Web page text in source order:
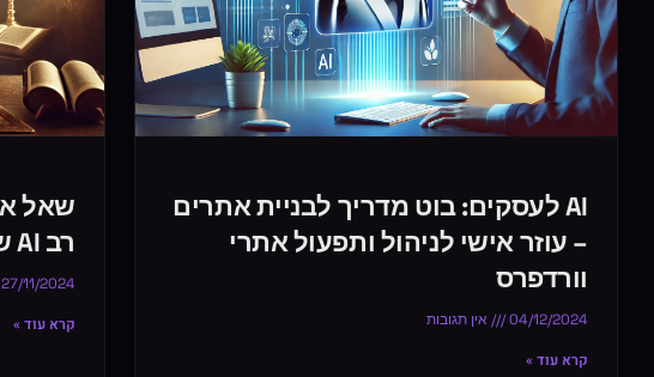
AI לעסקים: בוט מדריך לבניית אתרים
– עוזר אישי לניהול ותפעול אתרי
וורדפרס
04/12/2024 אין תגובות
קרא עוד »
שאל
רב AI שמכיר את כל התורה
27/11/2024
קרא עוד »